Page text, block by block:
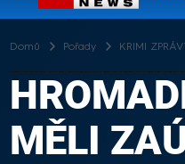
Domů Pořady KRIMI
MĚLI